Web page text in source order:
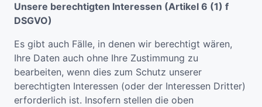
Unsere berechtigten Interessen (Artikel 6 (1) f
DSGVO)
Es gibt auch Fälle, in denen wir berechtigt wären,
Ihre Daten auch ohne Ihre Zustimmung zu
bearbeiten, wenn dies zum Schutz unserer
berechtigten Interessen (oder der Interessen Dritter)
erforderlich ist. Insofern stellen die oben